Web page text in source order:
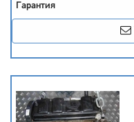
Гарантия